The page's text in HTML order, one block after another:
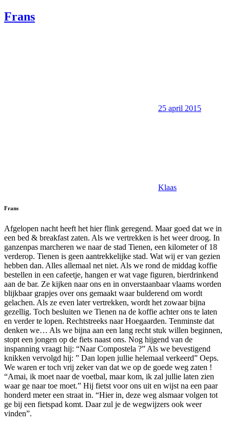
Frans
25 april 2015
Klaas
Frans
Afgelopen nacht heeft het hier flink geregend. Maar goed dat we in
een bed & breakfast zaten. Als we vertrekken is het weer droog. In
ganzenpas marcheren we naar de stad Tienen, een kilometer of 18
verderop. Tienen is geen aantrekkelijke stad. Wat wij er van gezien
hebben dan. Alles allemaal net niet. Als we rond de middag koffie
bestellen in een cafeetje, hangen er wat vage figuren, bierdrinkend
aan de bar. Ze kijken naar ons en in onverstaanbaar vlaams worden
blijkbaar grapjes over ons gemaakt waar bulderend om wordt
gelachen. Als ze even later vertrekken, wordt het zowaar bijna
gezellig. Toch besluiten we Tienen na de koffie achter ons te laten
en verder te lopen. Rechtstreeks naar Hoegaarden. Tenminste dat
denken we… Als we bijna aan een lang recht stuk willen beginnen,
stopt een jongen op de fiets naast ons. Nog hijgend van de
inspanning vraagt hij: “Naar Compostela ?” Als we bevestigend
knikken vervolgd hij: ” Dan lopen jullie helemaal verkeerd” Oeps.
We waren er toch vrij zeker van dat we op de goede weg zaten !
“Amai, ik moet naar de voetbal, maar kom, ik zal jullie laten zien
waar ge naar toe moet.” Hij fietst voor ons uit en wijst na een paar
honderd meter een straat in. “Hier in, deze weg alsmaar volgen tot
ge bij een fietspad komt. Daar zul je de wegwijzers ook weer
vinden”.